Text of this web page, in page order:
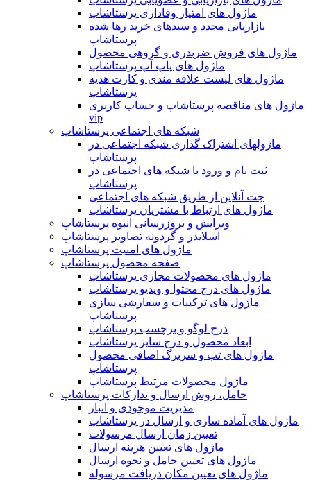
ماژول های امتیاز وفاداری پرستاشاپ
بازاریابی مجدد و سبدهای خرید رها شده
پرستاشاپ
ماژول های فروش ضربدری و گروهی محصول
ماژول های پاپ آپ پرستاشاپ
ماژول های لیست علاقه مندی و کارت هدیه
پرستاشاپ
ماژول های مناقصه پرستاشاپ و حساب کاربری
vip
شبکه های اجتماعی پرستاشاپ
ماژولهای اشتراک‌ گذاری شبکه اجتماعی در
پرستاشاپ
ثبت نام و ورود با شبکه های اجتماعی در
پرستاشاپ
چت آنلاین از طریق شبکه های اجتماعی
ماژول های ارتباط با مشتریان پرستاشاپ
ویرایش و بروزرسانی انبوه پرستاشاپ
اسلایدر و گردونه تصاویر پرستاشاپ
ماژول های امنیت پرستاشاپ
صفحه محصول پرستاشاپ
ماژول های محصولات مجازی پرستاشاپ
ماژول های درج محتوا و ویدیو پرستاشاپ
ماژول های ترکیبات و سفارشی سازی
پرستاشاپ
درج لوگو و برچسب پرستاشاپ
ابعاد محصول و درج سایز پرستاشاپ
ماژول های تب و سربرگ اضافی محصول
پرستاشاپ
ماژول محصولات مرتبط پرستاشاپ
حامل، روش ارسال و تدارکات پرستاشاپ
مدیریت موجودی و انبار
ماژول های آماده سازی و ارسال در پرستاشاپ
تعیین زمان ارسال مرسولات
ماژول های تعیین هزینه ارسال
ماژول های تعیین حامل و نحوه ارسال
ماژول های تعیین مکان دریافت مرسوله